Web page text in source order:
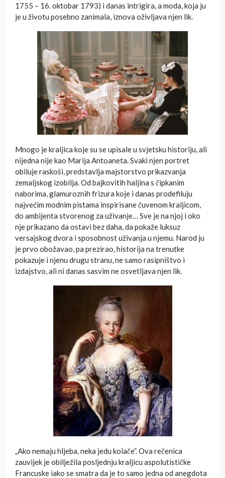
1755 – 16. oktobar 1793) i danas intrigira, a moda, koja ju
je u životu posebno zanimala, iznova oživljava njen lik.
Mnogo je kraljica koje su se upisale u svjetsku historiju, ali
nijedna nije kao Marija Antoaneta. Svaki njen portret
obiluje raskoši, predstavlja majstorstvo prikazvanja
zemaljskog izobilja. Od bajkovitih haljina s čipkanim
naborima, glamuroznih frizura koje i danas prodefiluju
najvećim modnim pistama inspirisane čuvenom kraljicom,
do ambijenta stvorenog za uživanje… Sve je na njoj i oko
nje prikazano da ostavi bez daha, da pokaže luksuz
versajskog dvora i sposobnost uživanja u njemu. Narod ju
je prvo obožavao, pa prezirao, historija na trenutke
pokazuje i njenu drugu stranu, ne samo rasipništvo i
izdajstvo, ali ni danas sasvim ne osvetljava njen lik.
„Ako nemaju hljeba, neka jedu kolače”. Ova rečenica
zauvijek je obilježila posljednju kraljicu aspolutističke
Francuske iako se smatra da je to samo jedna od anegdota